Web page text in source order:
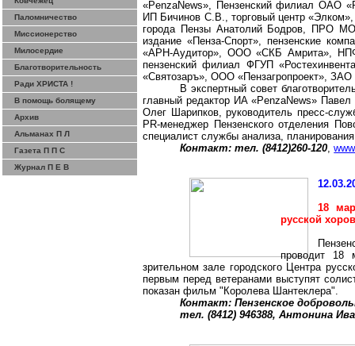
Паломничество
Миссионерство
Милосердие
Благотворительность
Ради ХРИСТА !
В помощь болящему
Архив
Альманах П Л
Газета П П С
Журнал П Е В
«PenzaNews», Пензенский филиал ОАО «
ИП Бичинов С.В., торговый центр «Элком
города Пензы Анатолий Бодров, ПРО МОО
издание «Пенза-Спорт», пензенские
«АРН-Аудитор», ООО «СКБ Амрита»,
пензенский филиал ФГУП «
«Святозаръ», ООО «Пензагропроект», ЗАО
В экспертный совет
главный редактор ИА «PenzaNews» Павел
Олег Шарипков, руководитель пресс-
PR-менеджер Пензенского отделения
специалист службы анализа,
Контакт: тел. (8412)260-120,
18
русской
проводит 18
зрительном зале городского Центра
первым перед ветеранами выступят
показан фильм "Королева Шантеклера".
Контакт: Пензенское
тел. (8412) 946388, Антонина